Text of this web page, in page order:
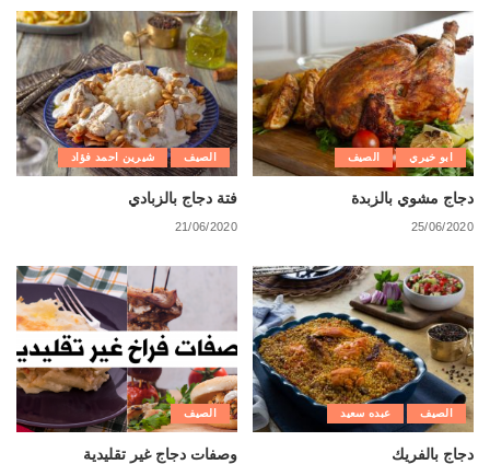
ابو خيري الصيف
دجاج مشوي بالزبدة
25/06/2020
الصيف شيرين احمد فؤاد
فتة دجاج بالزبادي
21/06/2020
الصيف عبده سعيد
دجاج بالفريك
الصيف
وصفات دجاج غير تقليدية